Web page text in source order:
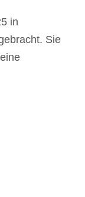
in
Sie